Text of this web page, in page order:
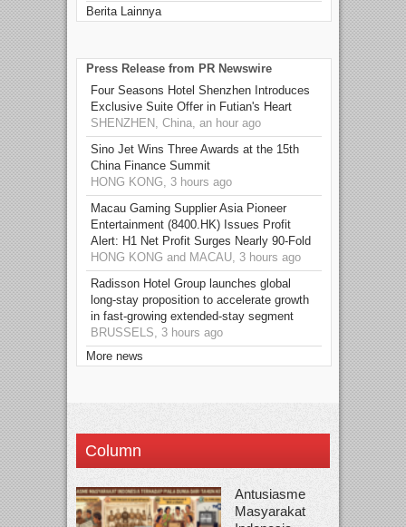
Berita Lainnya
Press Release from PR Newswire
Four Seasons Hotel Shenzhen Introduces
Exclusive Suite Offer in Futian's Heart
SHENZHEN, China, an hour ago
Sino Jet Wins Three Awards at the 15th
China Finance Summit
HONG KONG, 3 hours ago
Macau Gaming Supplier Asia Pioneer
Entertainment (8400.HK) Issues Profit
Alert: H1 Net Profit Surges Nearly 90-Fold
HONG KONG and MACAU, 3 hours ago
Radisson Hotel Group launches global
long-stay proposition to accelerate growth
in fast-growing extended-stay segment
BRUSSELS, 3 hours ago
More news
Column
Antusiasme
Masyarakat